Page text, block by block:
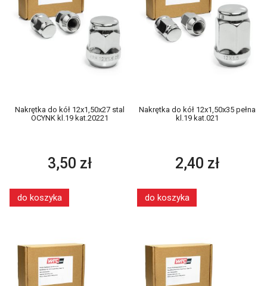
Nakrętka do kół 12x1,50x27 stal
OCYNK kl.19 kat.20221
3,50 zł
do koszyka
Nakrętka do kół 12x1,50x35 pełna
kl.19 kat.021
2,40 zł
do koszyka